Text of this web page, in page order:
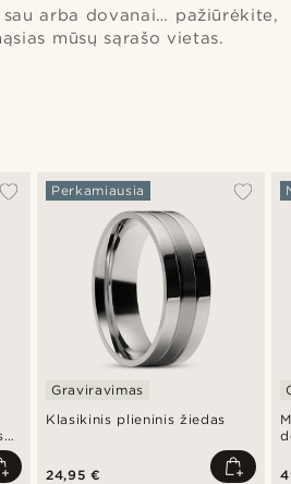
arba dovanai… pažiūrėkite,
mūsų sąrašo vietas.
Klasikinis plieninis žiedas
Perkamiausia
Graviravimas
24,95 €